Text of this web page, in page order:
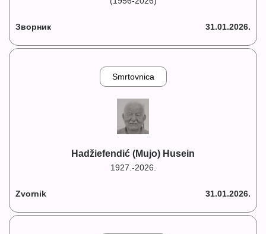
Зворник 31.01.2026.
Smrtovnica
Hadžiefendić (Mujo) Husein
1927.-2026.
Zvornik 31.01.2026.